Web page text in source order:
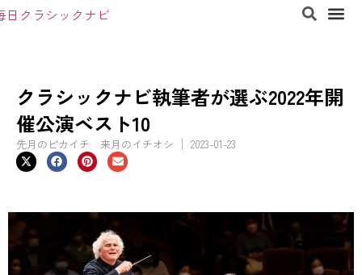
クラシックナビ執筆者が選ぶ2022年開
催公演ベスト10
先月のピカイチ 来月のイチオシ 2023-01-23